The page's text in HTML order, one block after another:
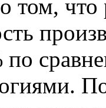
том, что
по